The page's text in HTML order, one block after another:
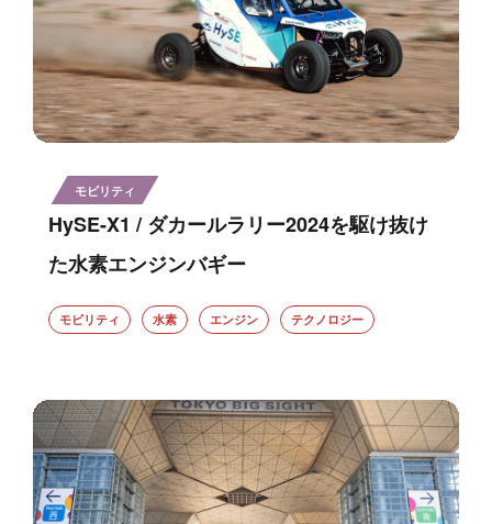
モビリティ
HySE-X1 / ダカールラリー2024を駆け抜け
た水素エンジンバギー
モビリティ 水素 エンジン テクノロジー